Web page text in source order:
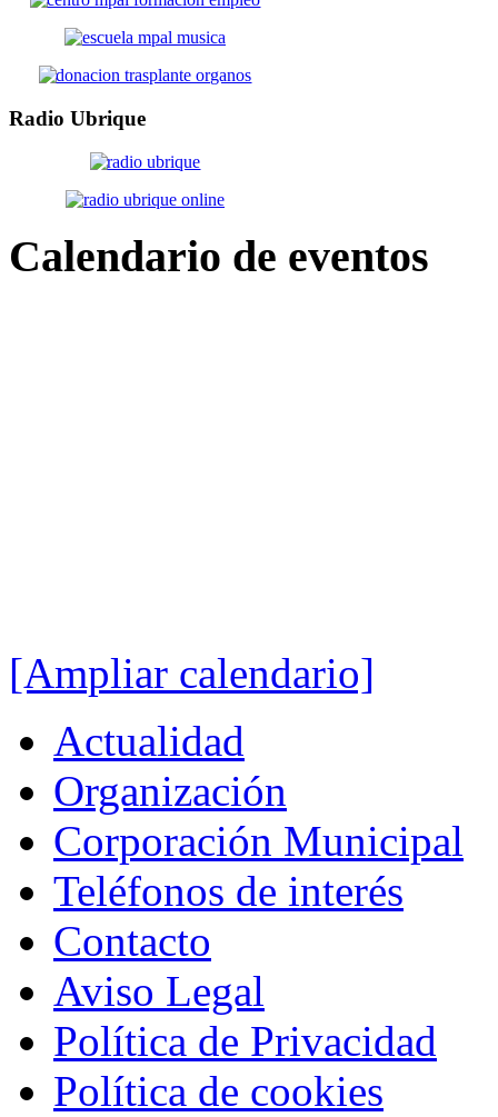
Radio Ubrique
Calendario de eventos
[Ampliar calendario]
Actualidad
Organización
Corporación Municipal
Teléfonos de interés
Contacto
Aviso Legal
Política de Privacidad
Política de cookies